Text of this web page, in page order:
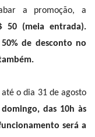
a promoção, a
50 (meia entrada).
de desconto no
o dia 31 de agosto
das 10h às
será a